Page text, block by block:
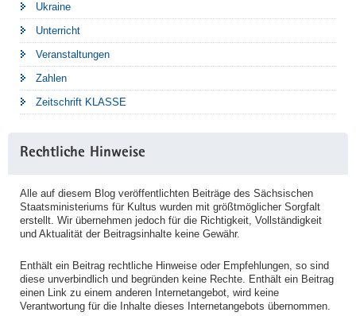
Ukraine
Unterricht
Veranstaltungen
Zahlen
Zeitschrift KLASSE
Rechtliche Hinweise
Alle auf diesem Blog veröffentlichten Beiträge des Sächsischen
Staatsministeriums für Kultus wurden mit größtmöglicher Sorgfalt
erstellt. Wir übernehmen jedoch für die Richtigkeit, Vollständigkeit
und Aktualität der Beitragsinhalte keine Gewähr.
Enthält ein Beitrag rechtliche Hinweise oder Empfehlungen, so sind
diese unverbindlich und begründen keine Rechte. Enthält ein Beitrag
einen Link zu einem anderen Internetangebot, wird keine
Verantwortung für die Inhalte dieses Internetangebots übernommen.